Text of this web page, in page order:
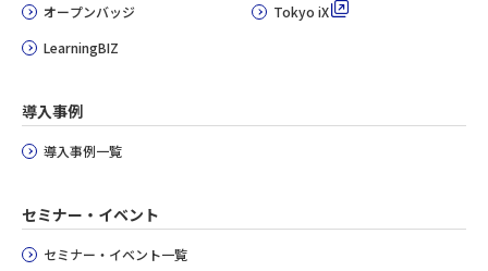
オープンバッジ
LearningBIZ
Tokyo iX
導入事例
導入事例一覧
セミナー・イベント
セミナー・イベント一覧